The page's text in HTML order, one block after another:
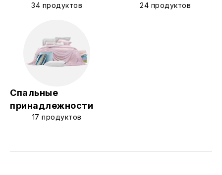
34 продуктов 24 продуктов
Спальные
принадлежности
17 продуктов